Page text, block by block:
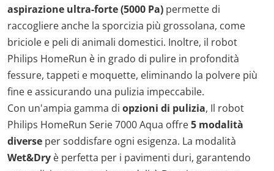
aspirazione ultra-forte (5000 Pa) permette di
raccogliere anche la sporcizia più grossolana, come
briciole e peli di animali domestici. Inoltre, il robot
Philips HomeRun è in grado di pulire in profondità
fessure, tappeti e moquette, eliminando la polvere più
fine e assicurando una pulizia impeccabile.
Con un'ampia gamma di opzioni di pulizia, Il robot
Philips HomeRun Serie 7000 Aqua offre5 modalità
diverse per soddisfare ogni esigenza. La modalità
Wet&Dry è perfetta per i pavimenti duri, garantendo